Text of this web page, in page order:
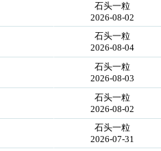
石头一粒
2026-08-02
石头一粒
2026-08-04
石头一粒
2026-08-03
石头一粒
2026-08-02
石头一粒
2026-07-31